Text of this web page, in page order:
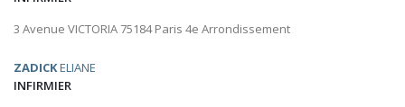
3 Avenue VICTORIA 75184 Paris 4e Arrondissement
ZADICKELIANE
INFIRMIER